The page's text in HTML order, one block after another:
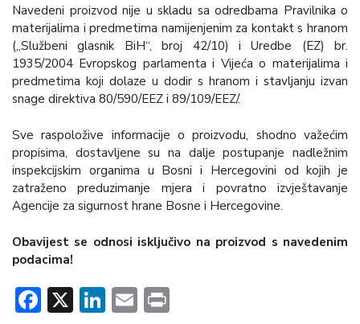
Navedeni proizvod nije u skladu sa odredbama Pravilnika o
materijalima i predmetima namijenjenim za kontakt s hranom
(„Službeni glasnik BiH“, broj 42/10) i Uredbe (EZ) br.
1935/2004 Evropskog parlamenta i Vijeća o materijalima i
predmetima koji dolaze u dodir s hranom i stavljanju izvan
snage direktiva 80/590/EEZ i 89/109/EEZ/.
Sve raspoložive informacije o proizvodu, shodno važećim
propisima, dostavljene su na dalje postupanje nadležnim
inspekcijskim organima u Bosni i Hercegovini od kojih je
zatraženo preduzimanje mjera i povratno izvještavanje
Agencije za sigurnost hrane Bosne i Hercegovine.
Obavijest se odnosi isključivo na proizvod s navedenim
podacima!
Facebook
X LinkedIn
Email